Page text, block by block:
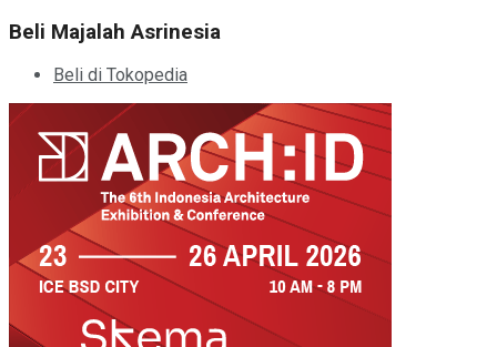
Beli Majalah Asrinesia
Beli di Tokopedia